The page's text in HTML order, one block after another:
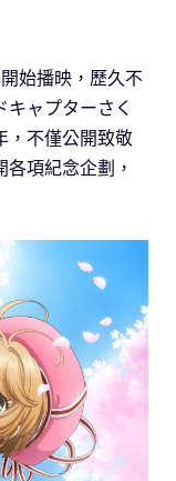
始播映，歷久不
キャプターさく
，不僅公開致敬
項紀念企劃，